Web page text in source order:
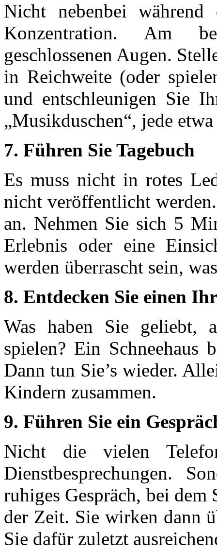
Nicht nebenbei
Konzentration. Am
geschlossenen Augen.
in Reichweite (oder
und entschleunigen Sie
„Musikduschen“, jede
7. Führen Sie Tagebuch
Es muss nicht in rotes
nicht veröffentlicht
an. Nehmen Sie sich 5
Erlebnis oder eine
werden überrascht sein,
8. Entdecken Sie einen
Was haben Sie geliebt,
spielen? Ein Schneehaus
Dann tun Sie’s wieder.
Kindern zusammen.
9. Führen Sie ein
Nicht die vielen
Dienstbesprechungen.
ruhiges Gespräch, bei
der Zeit. Sie wirken dann
Sie dafür zuletzt